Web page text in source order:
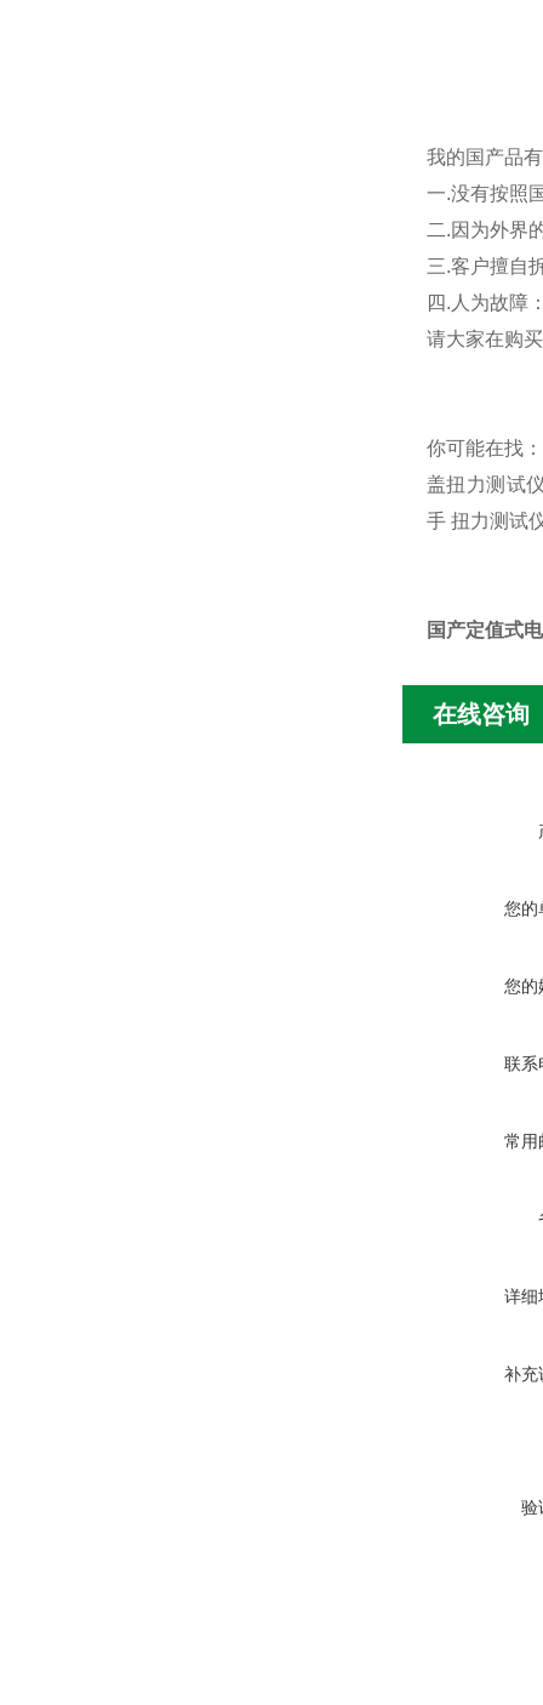
我的国产品
一.没有按照
二.因为外界
三.客户擅自
四.人为故障
请大家在购
你可能在找：
盖扭力测试
手 扭力测试
国产定值式
在线咨询
您的
您的
联系
常用
详细
补充
验